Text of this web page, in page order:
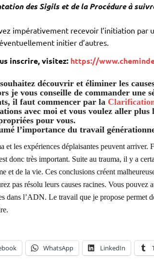
des Sigils et de la Procédure à
impérativement recevoir l’initiation par
initier d’autres.
inscrire, visitez: https://
découvrir et éliminer les
je vous conseille de commander une
il faut commencer par la
avec moi et vous voulez aller plus
pour vous.
l’importance du travail
et les expériences déplaisantes peuvent arriver.
donc très important. Suite au trauma, il y a
et de la vie. Ces conclusions créent
pas résolu leurs causes racines. Vous
dans l’ADN. Le travail que je propose permet
WhatsApp LinkedIn